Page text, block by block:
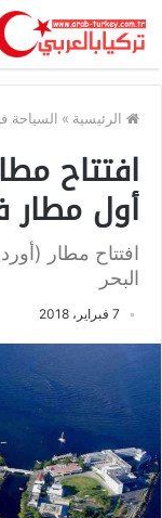
الرئيسية » السياحة
افتتاح
أول
افتتاح مطار
البحر
7 فبراير، 2018